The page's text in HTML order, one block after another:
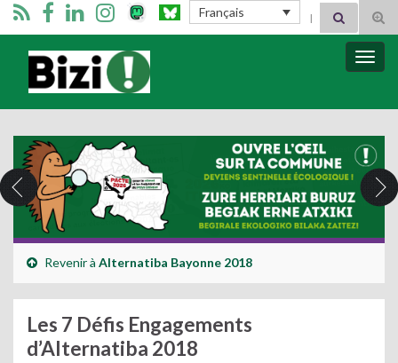
Français Search for:
Bizimugi
Revenir à Alternatiba Bayonne 2018
Les 7 Défis Engagements
d’Alternatiba 2018